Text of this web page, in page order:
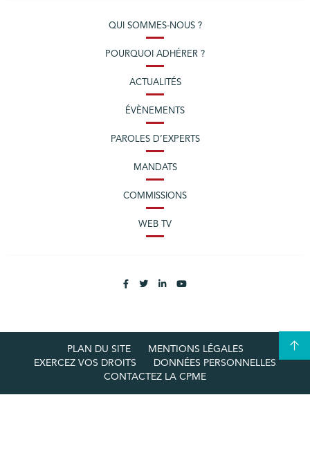
QUI SOMMES-NOUS ?
POURQUOI ADHÉRER ?
ACTUALITÉS
ÉVÈNEMENTS
PAROLES D’EXPERTS
MANDATS
COMMISSIONS
WEB TV
PLAN DU SITE
MENTIONS LÉGALES
EXERCEZ VOS DROITS
DONNÉES PERSONNELLES
CONTACTEZ LA CPME